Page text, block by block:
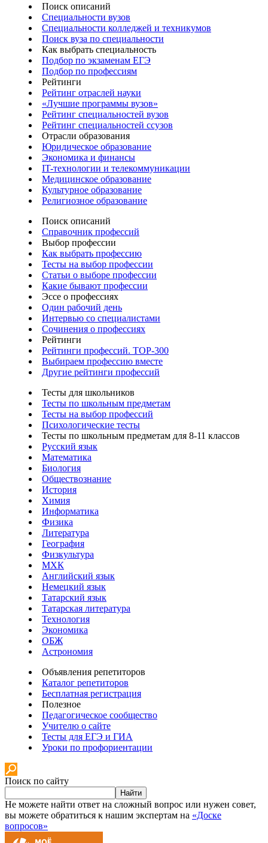
Поиск описаний
Специальности вузов
Специальности колледжей и техникумов
Поиск вуза по специальности
Как выбрать специальность
Подбор по экзаменам ЕГЭ
Подбор по профессиям
Рейтинги
Рейтинг отраслей науки
«Лучшие программы вузов»
Рейтинг специальностей вузов
Рейтинг специальностей ссузов
Отрасли образования
Юридическое образование
Экономика и финансы
IT-технологии и телекоммуникации
Медицинское образование
Культурное образование
Религиозное образование
Поиск описаний
Справочник профессий
Выбор профессии
Как выбрать профессию
Тесты на выбор профессии
Статьи о выборе профессии
Какие бывают профессии
Эссе о профессиях
Один рабочий день
Интервью со специалистами
Сочинения о профессиях
Рейтинги
Рейтинги профессий. TOP-300
Выбираем профессию вместе
Другие рейтинги профессий
Тесты для школьников
Тесты по школьным предметам
Тесты на выбор профессий
Психологические тесты
Тесты по школьным предметам для 8-11 классов
Русский язык
Математика
Биология
Обществознание
История
Химия
Информатика
Физика
Литература
География
Физкультура
МХК
Английский язык
Немецкий язык
Татарский язык
Татарская литература
Технология
Экономика
ОБЖ
Астрономия
Объявления репетиторов
Каталог репетиторов
Бесплатная регистрация
Полезное
Педагогическое сообщество
Учителю о сайте
Тесты для ЕГЭ и ГИА
Уроки по профориентации
Поиск по сайту
Найти
Не можете найти ответ на сложный вопрос или нужен совет,
вы можете обратиться к нашим экспертам на «Доске
вопросов»